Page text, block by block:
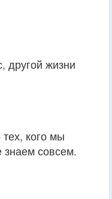
другой жизни
тех, кого мы
совсем.